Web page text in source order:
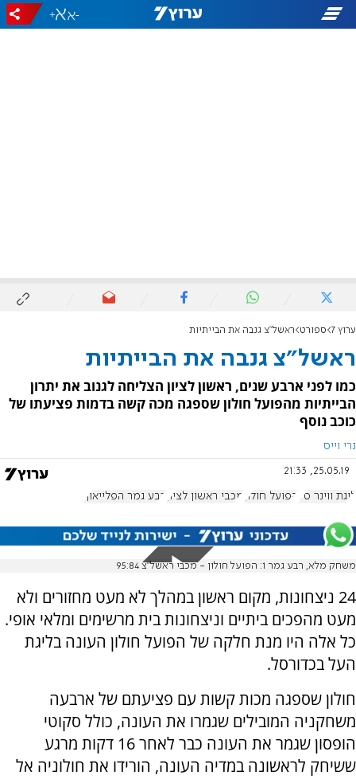
-
+
ערוץ 7 ספורט ראשל"צ גנבה את הבייתיות
ראשל"צ גנבה את הבייתיות
כמו לפני ארבע שנים, ראשון לציון הצליחה לגנוב את יתרון
הבייתיות מהפועל חולון שספגה מכה קשה בדמות פציעתו של
כוכב נוסף
נרי וייס
25.05.19, 21:33
ליגת ווינר סל הפועל חולון מכבי ראשון לציון רבע גמר הפלייאוף
משחק מלא, רבע גמר 1: הפועל חולון - מכבי ראשל"צ 95:84
24 ניצחונות, מקום ראשון במהלך לא מעט מחזורים ולא
מעט מהפכים ביתיים וניצחונות בית מרשימים ומלאי אופי.
כל אלה היו מנת חלקה של הפועל חולון העונה בליגת
העל בכדורסל.
חולון שספגה מכות קשות עם פציעתם של ארבעה
משחקניה המובילים שגמרו את העונה, כולל סקוטי
הופסון שגמר את העונה כבר לאחר 16 דקות מרגע
ששיחק לראשונה במדיה העונה, הורידו את חולוניה אל